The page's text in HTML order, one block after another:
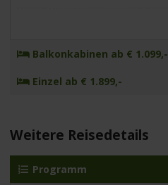
Balkonkabinen ab € 1.099,-
Einzel ab € 1.899,-
Weitere Reisedetails
Programm